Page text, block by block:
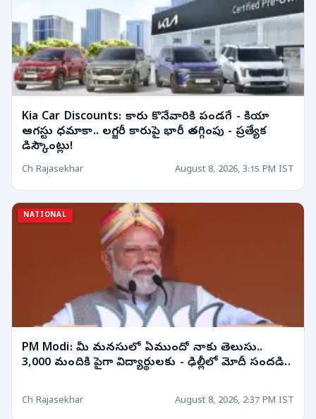
Kia Car Discounts: కారు కొనేవారికి పండగే - కియా
ఆగస్టు ధమాకా.. లగ్జరీ కారుపై భారీ తగ్గింపు - ప్రత్యేక
డిస్కౌంట్లు!
Ch Rajasekhar August 8, 2026, 3:15 PM IST
NATIONAL
PM Modi: మీ మనసులో ఏముందో నాకు తెలుసు..
3,000 మందికి పైగా విద్యార్థులకు - ఢిల్లీలో మోదీ సందడి..
Ch Rajasekhar August 8, 2026, 2:37 PM IST